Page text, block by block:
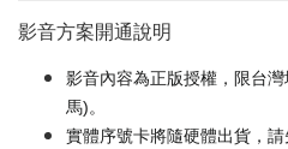
影音方案開通說明
影音內容為正版授權，限台灣
馬)。
實體序號卡將隨硬體出貨，